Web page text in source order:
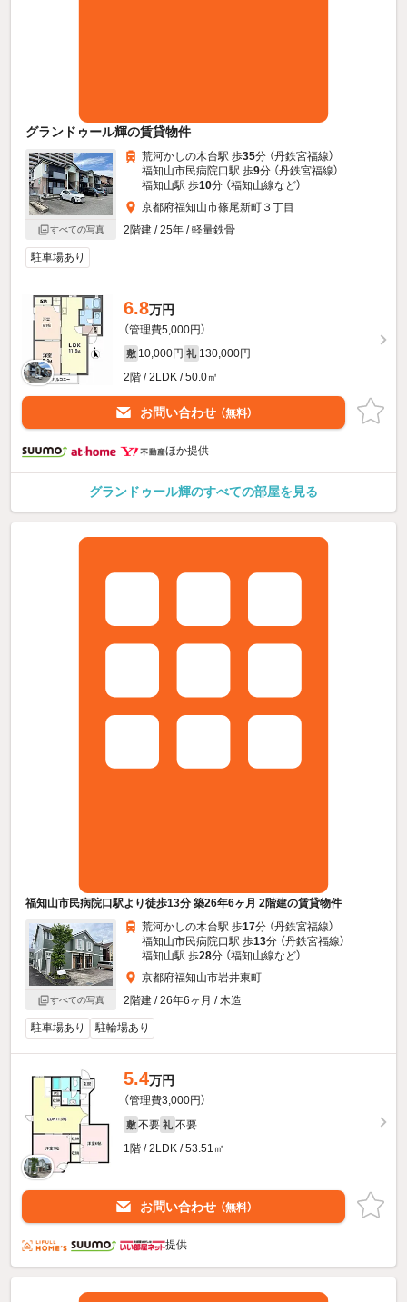
グランドゥール輝の賃貸物件
すべての写真
荒河かしの木台駅 歩35分 （丹鉄宮福線）
福知山市民病院口駅 歩9分 （丹鉄宮福線）
福知山駅 歩10分 （福知山線など）
京都府福知山市篠尾新町３丁目
2階建 / 25年 / 軽量鉄骨
駐車場あり
6.8万円
（管理費5,000円）
敷 10,000円 礼 130,000円
2階 / 2LDK / 50.0㎡
お問い合わせ （無料）
ほか提供
グランドゥール輝のすべての部屋を見る
福知山市民病院口駅より徒歩13分 築26年6ヶ月 2階建の賃貸物件
すべての写真
荒河かしの木台駅 歩17分 （丹鉄宮福線）
福知山市民病院口駅 歩13分 （丹鉄宮福線）
福知山駅 歩28分 （福知山線など）
京都府福知山市岩井東町
2階建 / 26年6ヶ月 / 木造
駐車場あり 駐輪場あり
5.4万円
（管理費3,000円）
敷 不要 礼 不要
1階 / 2LDK / 53.51㎡
お問い合わせ （無料）
提供